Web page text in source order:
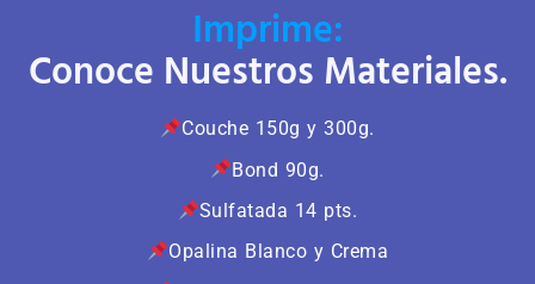
Imprime:
Conoce Nuestros Materiales.
Couche 150g y 300g.
Bond 90g.
Sulfatada 14 pts.
Opalina Blanco y Crema